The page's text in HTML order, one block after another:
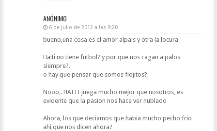
ANÓNIMO
6 de julio de 2012 a las 9:20
bueno,una cosa es el amor alpais y otra la locura
Haiti no tiene futbol? y por que nos cagan a palos
siempre?.
o hay que pensar que somos flojitos?
Nooo,. HAITI juega mucho mejor que nosotros, es
evidente que la pasion nos hace ver nublado
Ahora, los que deciamos que habia mucho pecho frio
ahi,que nos dicen ahora?